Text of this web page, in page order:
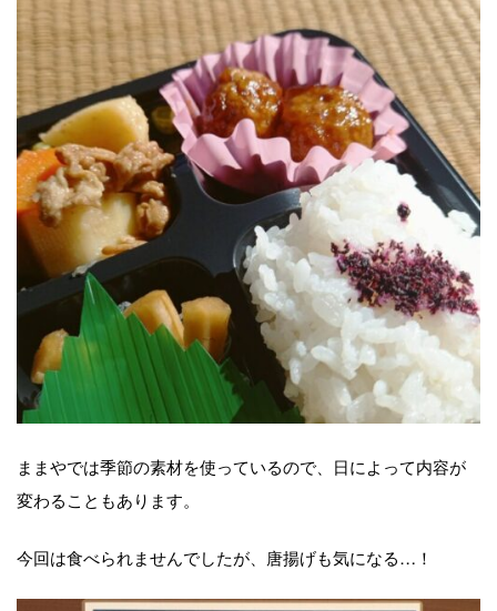
ままやでは季節の素材を使っているので、日によって内容が
変わることもあります。
今回は食べられませんでしたが、唐揚げも気になる…！